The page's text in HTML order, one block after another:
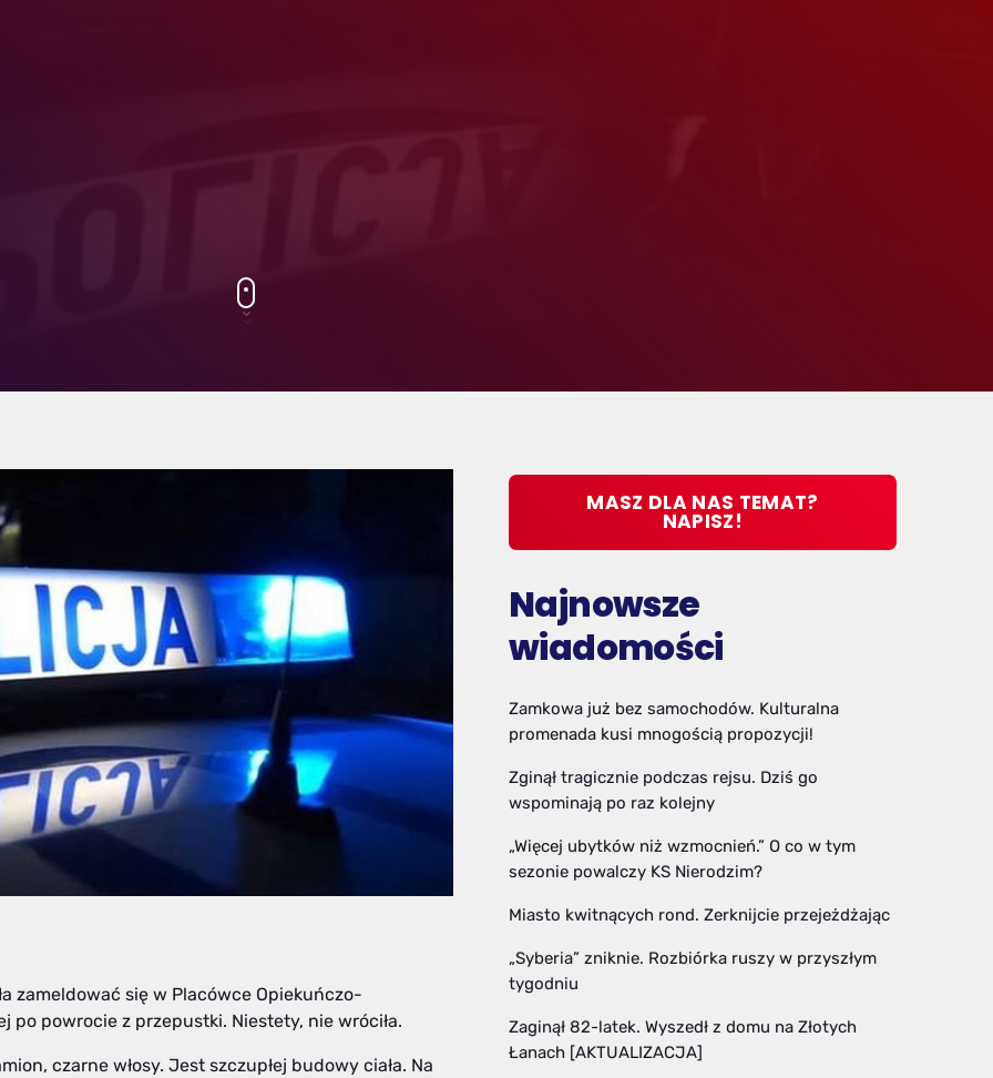
zameldować się w Placówce Opiekuńczo-
po powrocie z przepustki. Niestety, nie wróciła.
czarne włosy. Jest szczupłej budowy ciała. Na
MASZ DLA NAS TEMAT?
NAPISZ!
Najnowsze
wiadomości
Zamkowa już bez samochodów. Kulturalna
promenada kusi mnogością propozycji!
Zginął tragicznie podczas rejsu. Dziś go
wspominają po raz kolejny
„Więcej ubytków niż wzmocnień.” O co w tym
sezonie powalczy KS Nierodzim?
Miasto kwitnących rond. Zerknijcie przejeżdżając
„Syberia” zniknie. Rozbiórka ruszy w przyszłym
tygodniu
Zaginął 82-latek. Wyszedł z domu na Złotych
Łanach [AKTUALIZACJA]